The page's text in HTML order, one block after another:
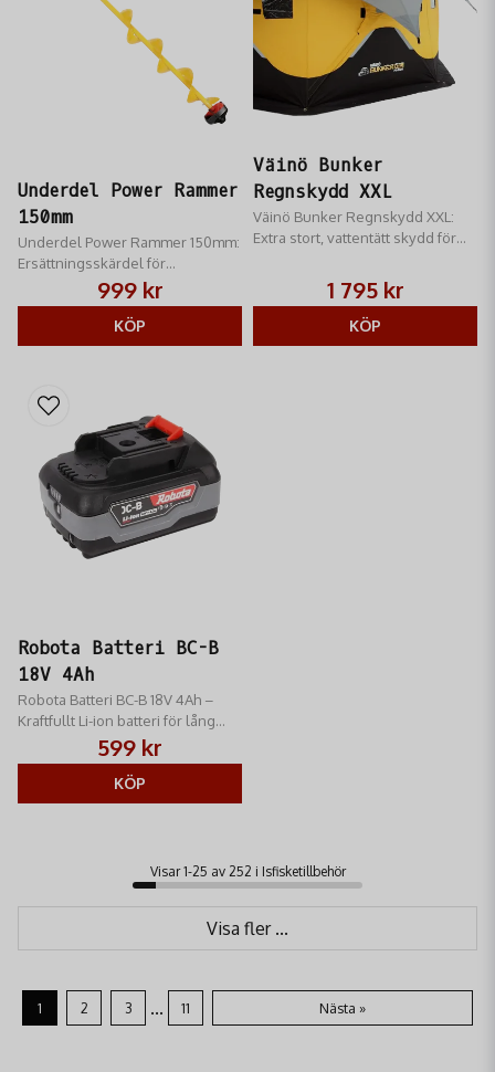
Underdel Power Rammer
150mm
Underdel Power Rammer 150mm:
Ersättningsskärdel för
batteridriven isborr. 150mm
diameter för snabbt och effektivt
fiske. Optimal prestanda.
999 kr
KÖP
Väinö Bunker
Regnskydd XXL
Väinö Bunker Regnskydd XXL:
Extra stort, vattentätt skydd för
Tåligt material mot regn & smuts.
1 795 kr
KÖP
Robota Batteri BC-B
18V 4Ah
Robota Batteri BC-B 18V 4Ah –
Kraftfullt Li-ion batteri för lång
drifttid. Med laddningsindikator
och inbyggt skydd för alla Robota
599 kr
KÖP
Visar 1-25 av 252 i Isfisketillbehör
Visa fler ...
1 2 3 ... 11 Nästa »